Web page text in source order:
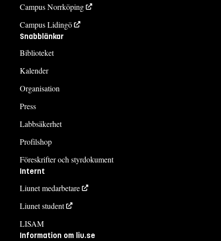
Campus Norrköping
Campus Lidingö
Snabblänkar
Biblioteket
Kalender
Organisation
Press
Labbsäkerhet
Profilshop
Föreskrifter och styrdokument
Internt
Liunet medarbetare
Liunet student
LISAM
Information om liu.se